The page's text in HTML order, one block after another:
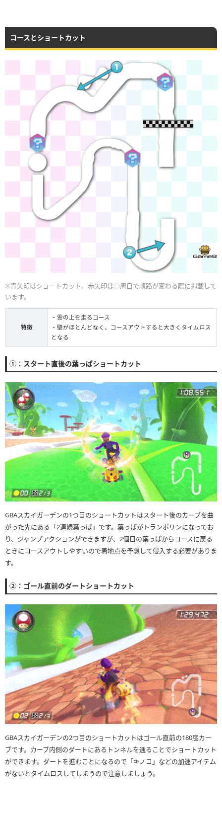
コースとショートカット
※青矢印はショートカット、赤矢印は◯周目で順路が変わる際に掲載して
います。
特徴
・雲の上を走るコース
・壁がほとんどなく、コースアウトすると大きくタイムロス
となる
①：スタート直後の葉っぱショートカット
GBAスカイガーデンの1つ目のショートカットはスタート後のカーブを曲
がった先にある「2連続葉っぱ」です。葉っぱがトランポリンになってお
り、ジャンプアクションができますが、2個目の葉っぱからコースに戻る
ときにコースアウトしやすいので着地点を予想して侵入する必要がありま
す。
②：ゴール直前のダートショートカット
GBAスカイガーデンの2つ目のショートカットはゴール直前の180度カー
ブです。カーブ内側のダートにあるトンネルを通ることでショートカット
ができます。ダートを進むことになるので「キノコ」などの加速アイテム
がないとタイムロスしてしまうので注意しましょう。